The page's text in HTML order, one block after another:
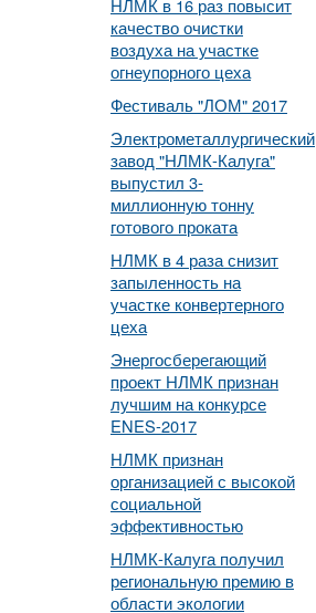
НЛМК в 16 раз повысит
качество очистки
воздуха на участке
огнеупорного цеха
Фестиваль "ЛОМ" 2017
Электрометаллургический
завод "НЛМК-Калуга"
выпустил 3-
миллионную тонну
готового проката
НЛМК в 4 раза снизит
запыленность на
участке конвертерного
цеха
Энергосберегающий
проект НЛМК признан
лучшим на конкурсе
ENES-2017
НЛМК признан
организацией с высокой
социальной
эффективностью
НЛМК-Калуга получил
региональную премию в
области экологии